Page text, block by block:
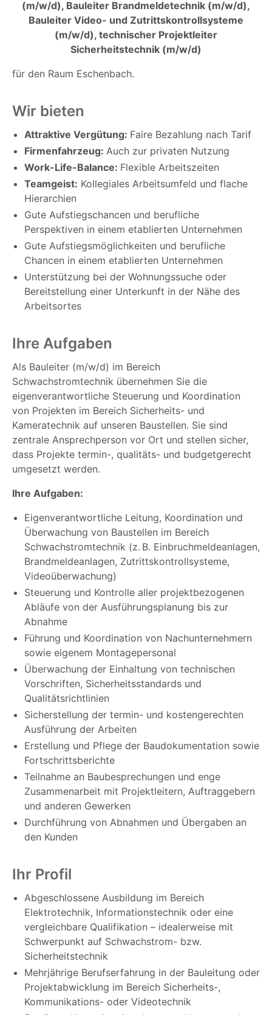
(m/w/d), Bauleiter Brandmeldetechnik (m/w/d),
Bauleiter Video- und Zutrittskontrollsysteme
(m/w/d), technischer Projektleiter
Sicherheitstechnik (m/w/d)
für den Raum Eschenbach.
Wir bieten
Attraktive Vergütung: Faire Bezahlung nach Tarif
Firmenfahrzeug: Auch zur privaten Nutzung
Work-Life-Balance: Flexible Arbeitszeiten
Teamgeist: Kollegiales Arbeitsumfeld und flache
Hierarchien
Gute Aufstiegschancen und berufliche
Perspektiven in einem etablierten Unternehmen
Gute Aufstiegsmöglichkeiten und berufliche
Chancen in einem etablierten Unternehmen
Unterstützung bei der Wohnungssuche oder
Bereitstellung einer Unterkunft in der Nähe des
Arbeitsortes
Ihre Aufgaben
Als Bauleiter (m/w/d) im Bereich
Schwachstromtechnik übernehmen Sie die
eigenverantwortliche Steuerung und Koordination
von Projekten im Bereich Sicherheits- und
Kameratechnik auf unseren Baustellen. Sie sind
zentrale Ansprechperson vor Ort und stellen sicher,
dass Projekte termin-, qualitäts- und budgetgerecht
umgesetzt werden.
Ihre Aufgaben:
Eigenverantwortliche Leitung, Koordination und
Überwachung von Baustellen im Bereich
Schwachstromtechnik (z. B. Einbruchmeldeanlagen,
Brandmeldeanlagen, Zutrittskontrollsysteme,
Videoüberwachung)
Steuerung und Kontrolle aller projektbezogenen
Abläufe von der Ausführungsplanung bis zur
Abnahme
Führung und Koordination von Nachunternehmern
sowie eigenem Montagepersonal
Überwachung der Einhaltung von technischen
Vorschriften, Sicherheitsstandards und
Qualitätsrichtlinien
Sicherstellung der termin- und kostengerechten
Ausführung der Arbeiten
Erstellung und Pflege der Baudokumentation sowie
Fortschrittsberichte
Teilnahme an Baubesprechungen und enge
Zusammenarbeit mit Projektleitern, Auftraggebern
und anderen Gewerken
Durchführung von Abnahmen und Übergaben an
den Kunden
Ihr Profil
Abgeschlossene Ausbildung im Bereich
Elektrotechnik, Informationstechnik oder eine
vergleichbare Qualifikation – idealerweise mit
Schwerpunkt auf Schwachstrom- bzw.
Sicherheitstechnik
Mehrjährige Berufserfahrung in der Bauleitung oder
Projektabwicklung im Bereich Sicherheits-,
Kommunikations- oder Videotechnik